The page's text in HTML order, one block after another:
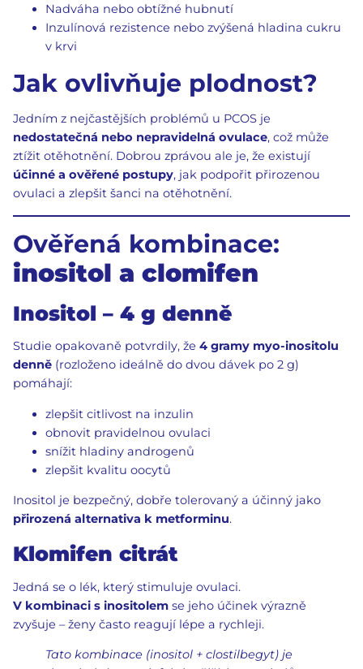
Nadváha nebo obtížné hubnutí
Inzulínová rezistence nebo zvýšená hladina cukru
v krvi
Jak ovlivňuje plodnost?
Jedním z nejčastějších problémů u PCOS je
nedostatečná nebo nepravidelná ovulace, což může
ztížit otěhotnění. Dobrou zprávou ale je, že existují
účinné a ověřené postupy, jak podpořit přirozenou
ovulaci a zlepšit šanci na otěhotnění.
Ověřená kombinace:
inositol a clomifen
Inositol – 4 g denně
Studie opakovaně potvrdily, že 4 gramy myo-inositolu
denně (rozloženo ideálně do dvou dávek po 2 g)
pomáhají:
zlepšit citlivost na inzulin
obnovit pravidelnou ovulaci
snížit hladiny androgenů
zlepšit kvalitu oocytů
Inositol je bezpečný, dobře tolerovaný a účinný jako
přirozená alternativa k metforminu.
Klomifen citrát
Jedná se o lék, který stimuluje ovulaci.
V kombinaci s inositolem se jeho účinek výrazně
zvyšuje – ženy často reagují lépe a rychleji.
Tato kombinace (inositol + clostilbegyt) je